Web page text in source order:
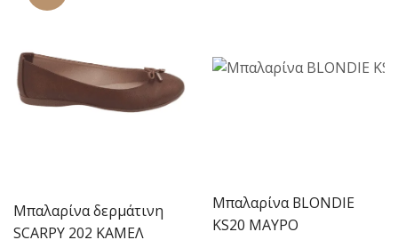
Μπαλαρίνα δερμάτινη
SCARPY 202 ΚΑΜΕΛ
Μπαλαρίνα BLONDIE
KS20 ΜΑΥΡΟ